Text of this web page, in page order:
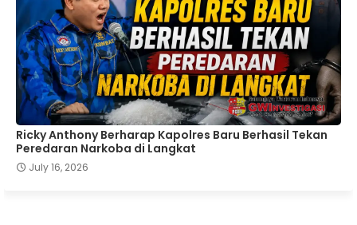
Ricky Anthony Berharap Kapolres Baru Berhasil Tekan
Peredaran Narkoba di Langkat
July 16, 2026